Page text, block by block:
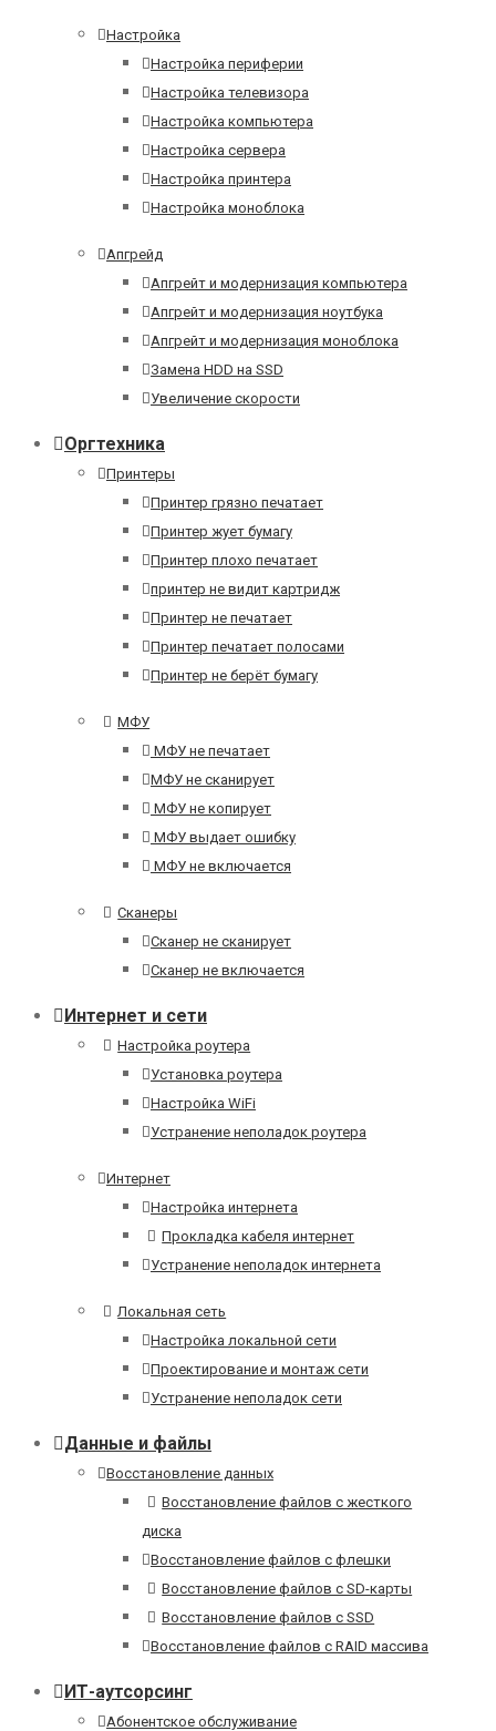
Настройка
Настройка периферии
Настройка телевизора
Настройка компьютера
Настройка сервера
Настройка принтера
Настройка моноблока
Апгрейд
Апгрейт и модернизация компьютера
Апгрейт и модернизация ноутбука
Апгрейт и модернизация моноблока
Замена HDD на SSD
Увеличение скорости
Оргтехника
Принтеры
Принтер грязно печатает
Принтер жует бумагу
Принтер плохо печатает
принтер не видит картридж
Принтер не печатает
Принтер печатает полосами
Принтер не берёт бумагу
МФУ
МФУ не печатает
МФУ не сканирует
МФУ не копирует
МФУ выдает ошибку
МФУ не включается
Сканеры
Сканер не сканирует
Сканер не включается
Интернет и сети
Настройка роутера
Установка роутера
Настройка WiFi
Устранение неполадок роутера
Интернет
Настройка интернета
Прокладка кабеля интернет
Устранение неполадок интернета
Локальная сеть
Настройка локальной сети
Проектирование и монтаж сети
Устранение неполадок сети
Данные и файлы
Восстановление данных
Восстановление файлов с жесткого
диска
Восстановление файлов с флешки
Восстановление файлов с SD-карты
Восстановление файлов с SSD
Восстановление файлов с RAID массива
ИТ-аутсорсинг
Абонентское обслуживание